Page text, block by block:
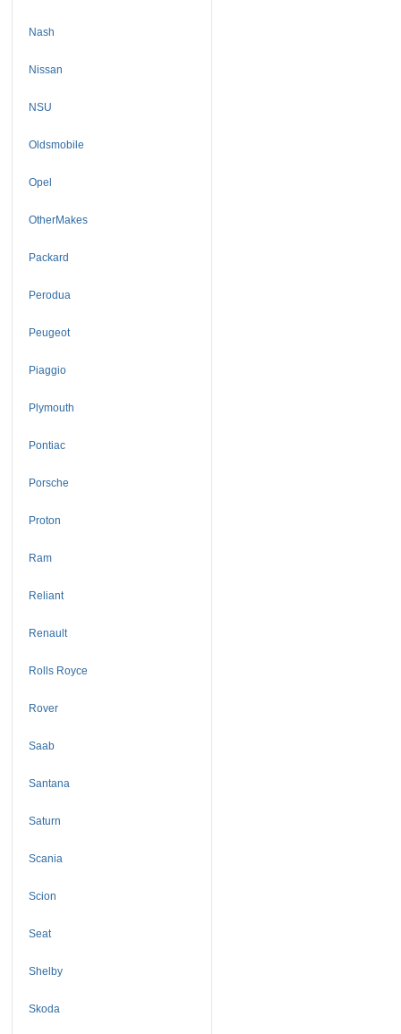
Nash
Nissan
NSU
Oldsmobile
Opel
OtherMakes
Packard
Perodua
Peugeot
Piaggio
Plymouth
Pontiac
Porsche
Proton
Ram
Reliant
Renault
Rolls Royce
Rover
Saab
Santana
Saturn
Scania
Scion
Seat
Shelby
Skoda